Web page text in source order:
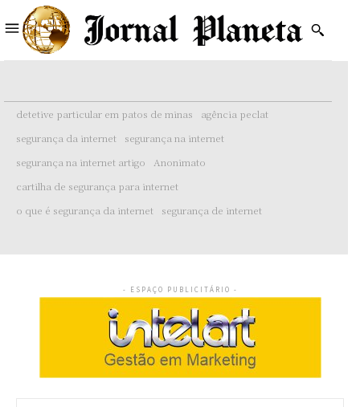
detetive particular em patos de minas
agência peclat
segurança da internet
segurança na internet
segurança na internet artigo
Anonimato
cartilha de segurança para internet
o que é segurança da internet
segurança de internet
- ESPAÇO PUBLICITÁRIO -